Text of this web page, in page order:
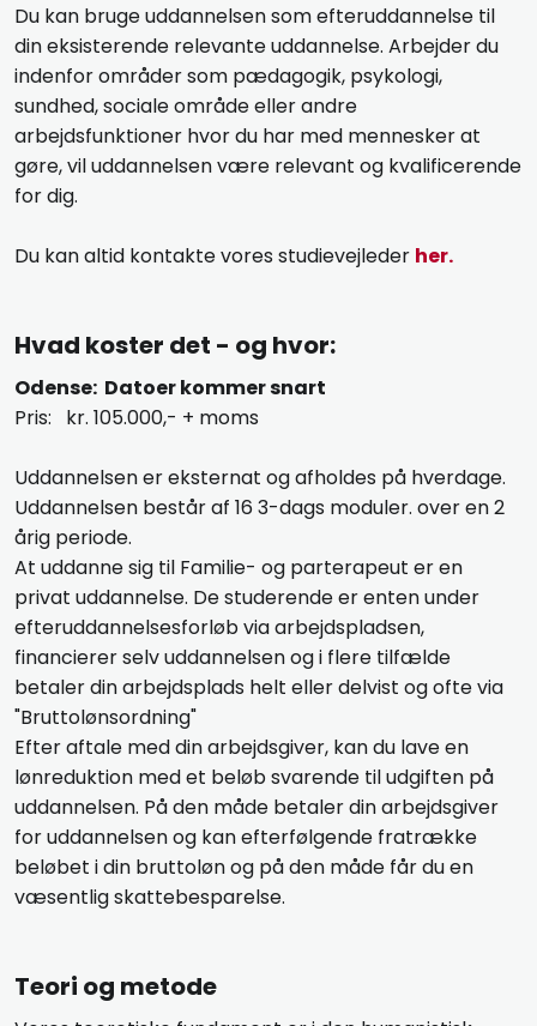
Du kan bruge uddannelsen som efteruddannelse til
din eksisterende relevante uddannelse. Arbejder du
indenfor områder som pædagogik, psykologi,
sundhed, sociale område eller andre
arbejdsfunktioner hvor du har med mennesker at
gøre, vil uddannelsen være relevant og kvalificerende
for dig.
Du kan altid kontakte vores studievejleder her.
​Hvad koster det - og hvor:
Odense: Datoer kommer snart
Pris: kr. 105.000,- + moms
Uddannelsen er eksternat og afholdes på hverdage.
Uddannelsen består af 16 3-dags moduler. over en 2
årig periode.
At uddanne sig til Familie- og parterapeut er en
privat uddannelse. De studerende er enten under
efteruddannelsesforløb via arbejdspladsen,
financierer selv uddannelsen og i flere tilfælde
betaler din arbejdsplads helt eller delvist og ofte via
"Bruttolønsordning"
Efter aftale med din arbejdsgiver, kan du lave en
lønreduktion med et beløb svarende til udgiften på
uddannelsen. På den måde betaler din arbejdsgiver
for uddannelsen og kan efterfølgende fratrække
beløbet i din bruttoløn og på den måde får du en
væsentlig skattebesparelse.
Teori og metode